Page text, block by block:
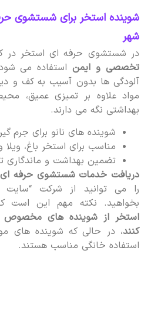
شوینده استخر برای شستشوی
شهر
در شستشوی حرفه ای استخر در
تخصصی و ایمناستفاده می
آلودگی ها بدون آسیب به کف و
مواد علاوه بر تمیزی عمیق،
بهداشتی نگه می دارند.
شوینده های نانو برای جرم
مناسب برای استخر باغ، ویلا و
تضمین بهداشت و ماندگاری
دریافت خدمات شستشوی حرفه ای
را می توانید از شرکت
بخواهید. نکته مهم این است
استخر از شوینده های مخصوص و
کنند، در حالی که شوینده های
استفاده خانگی مناسب هستند.